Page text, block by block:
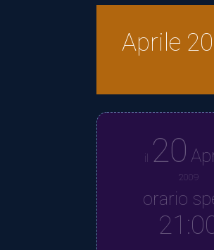
Aprile
il 20
2009
orario